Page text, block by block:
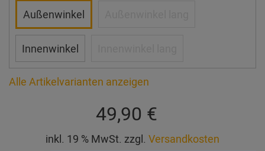
Außenwinkel
Innenwinkel
Alle Artikelvarianten anzeigen
49,90 €
inkl. 19 % MwSt. zzgl. Versandkosten